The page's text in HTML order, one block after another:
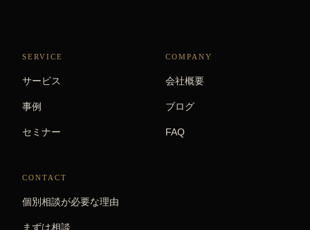
SERVICE
サービス
事例
セミナー
COMPANY
会社概要
ブログ
FAQ
CONTACT
個別相談が必要な理由
まずは相談